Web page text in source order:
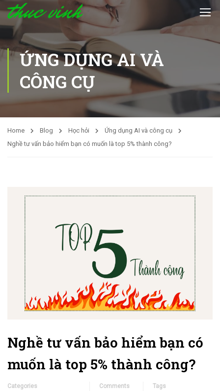
ỨNG DỤNG AI VÀ
CÔNG CỤ
Home Blog Học hỏi
Ứng dụng AI và công cụ
Nghề tư vấn bảo hiểm bạn có muốn là top 5% thành công?
Nghề tư vấn bảo hiểm bạn có
muốn là top 5% thành công?
Categories
Comments
Tags